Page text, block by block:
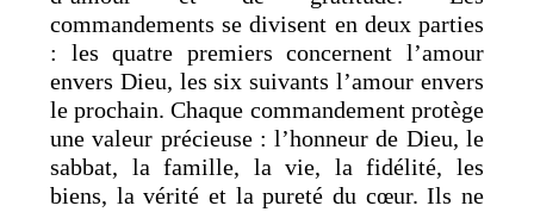
commandements se divisent en deux parties
: les quatre premiers concernent l’amour
envers Dieu, les six suivants l’amour envers
le prochain. Chaque commandement protège
une valeur précieuse : l’honneur de Dieu, le
sabbat, la famille, la vie, la fidélité, les
biens, la vérité et la pureté du cœur. Ils ne